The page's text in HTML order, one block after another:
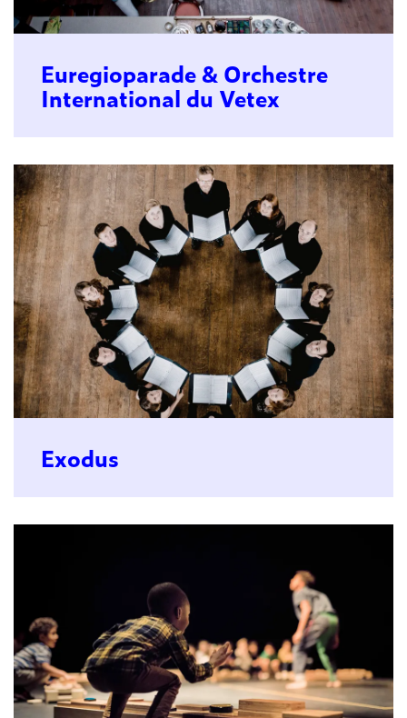
Euregioparade & Orchestre
International du Vetex
Exodus